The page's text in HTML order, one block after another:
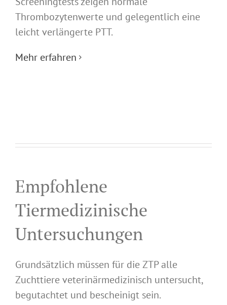
Thrombozytenwerte und gelegentlich eine
leicht verlängerte PTT.
Mehr erfahren
Empfohlene
Tiermedizinische
Untersuchungen
Grundsätzlich müssen für die ZTP alle
Zuchttiere veterinärmedizinisch untersucht,
begutachtet und bescheinigt sein.